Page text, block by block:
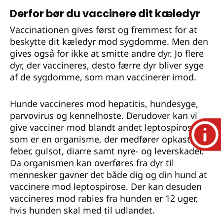
Derfor bør du vaccinere dit kæledyr
Vaccinationen gives først og fremmest for at
beskytte dit kæledyr mod sygdomme. Men den
gives også for ikke at smitte andre dyr. Jo flere
dyr, der vaccineres, desto færre dyr bliver syge
af de sygdomme, som man vaccinerer imod.
Hunde vaccineres mod hepatitis, hundesyge,
parvovirus og kennelhoste. Derudover kan vi
give vacciner mod blandt andet leptospirose,
som er en organisme, der medfører opkast,
feber, gulsot, diarre samt nyre- og leverskader.
Da organismen kan overføres fra dyr til
mennesker gavner det både dig og din hund at
vaccinere mod leptospirose. Der kan desuden
vaccineres mod rabies fra hunden er 12 uger,
hvis hunden skal med til udlandet.